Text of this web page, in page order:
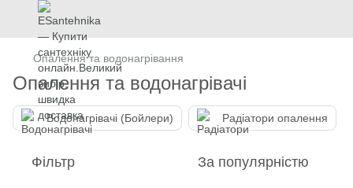
Опалення та водонагрівання
Опалення та водонагрівачі
Водонагрівачі (Бойлери) Радіатори опалення
Фільтр За популярністю